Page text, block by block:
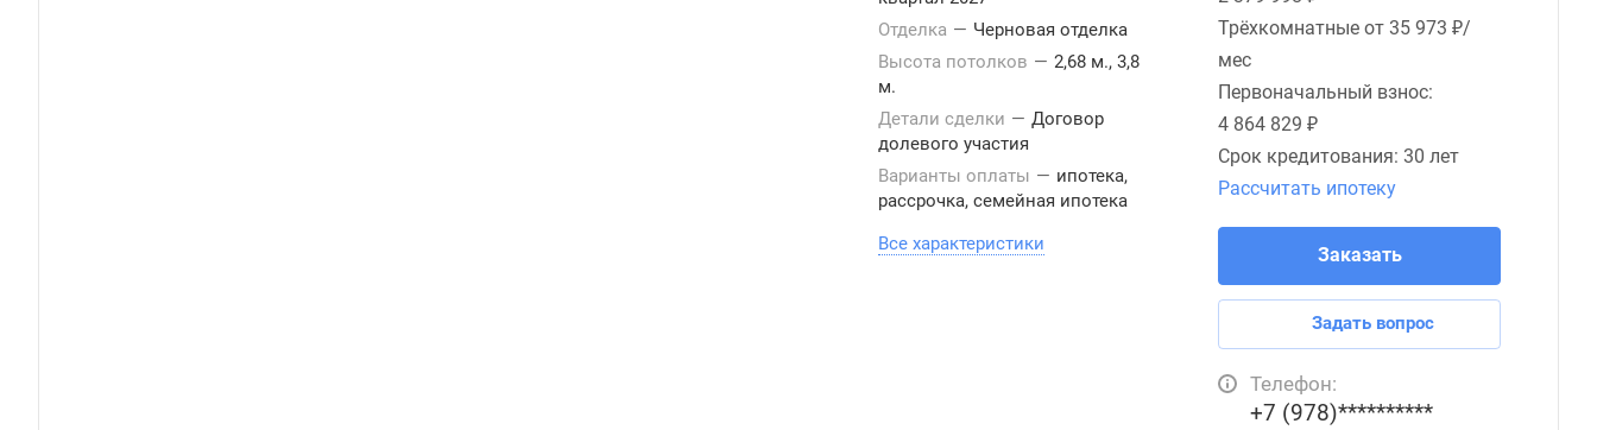
Отделка — Черновая отделка
Высота потолков — 2,68 м., 3,8
м.
Детали сделки — Договор
долевого участия
Варианты оплаты — ипотека,
рассрочка, семейная ипотека
Все характеристики
Трёхкомнатные от 35 973 ₽/
мес
Первоначальный взнос:
4 864 829 ₽
Срок кредитования: 30 лет
Рассчитать ипотеку
Заказать
Задать вопрос
Телефон:
+7 (978)**********